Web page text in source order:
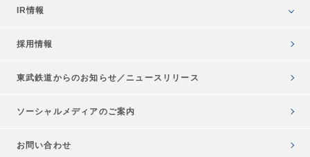
IR情報
採用情報
東武鉄道からのお知らせ／ ニュースリリース
ソーシャルメディアのご案内
お問い合わせ